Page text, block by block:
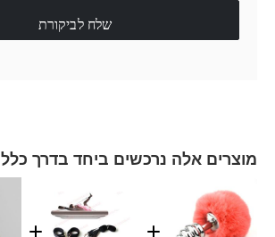
שלח לביקורת
מוצרים אלה נרכשים ביחד בדרך כלל